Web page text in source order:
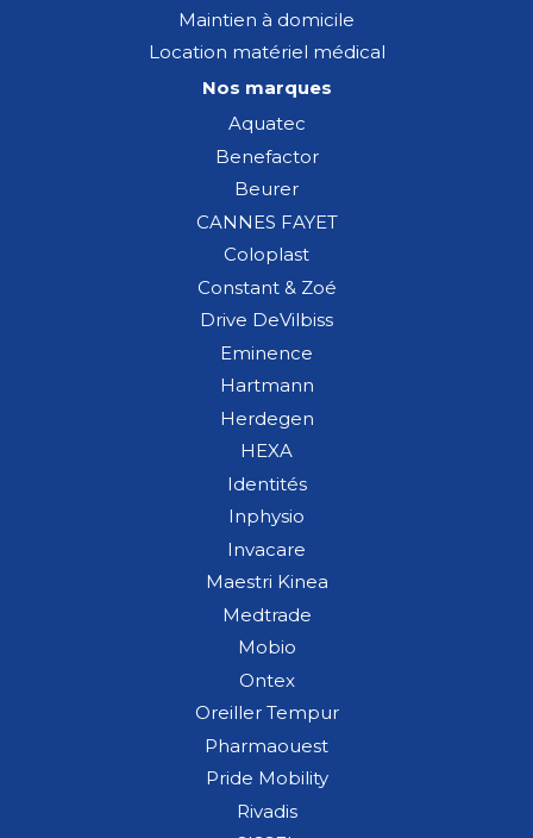
Maintien à domicile
Location matériel médical
Nos marques
Aquatec
Benefactor
Beurer
CANNES FAYET
Coloplast
Constant & Zoé
Drive DeVilbiss
Eminence
Hartmann
Herdegen
HEXA
Identités
Inphysio
Invacare
Maestri Kinea
Medtrade
Mobio
Ontex
Oreiller Tempur
Pharmaouest
Pride Mobility
Rivadis